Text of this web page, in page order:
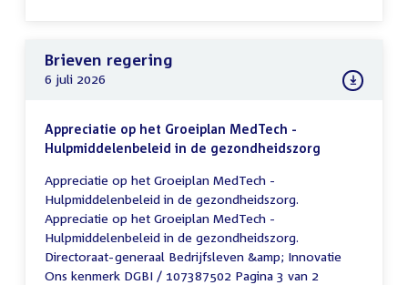
Brieven regering
6 juli 2026
Appreciatie op het Groeiplan MedTech -
Hulpmiddelenbeleid in de gezondheidszorg
Appreciatie op het Groeiplan MedTech -
Hulpmiddelenbeleid in de gezondheidszorg.
Appreciatie op het Groeiplan MedTech -
Hulpmiddelenbeleid in de gezondheidszorg.
Directoraat-generaal Bedrijfsleven &amp; Innovatie
Ons kenmerk DGBI / 107387502 Pagina 3 van 2